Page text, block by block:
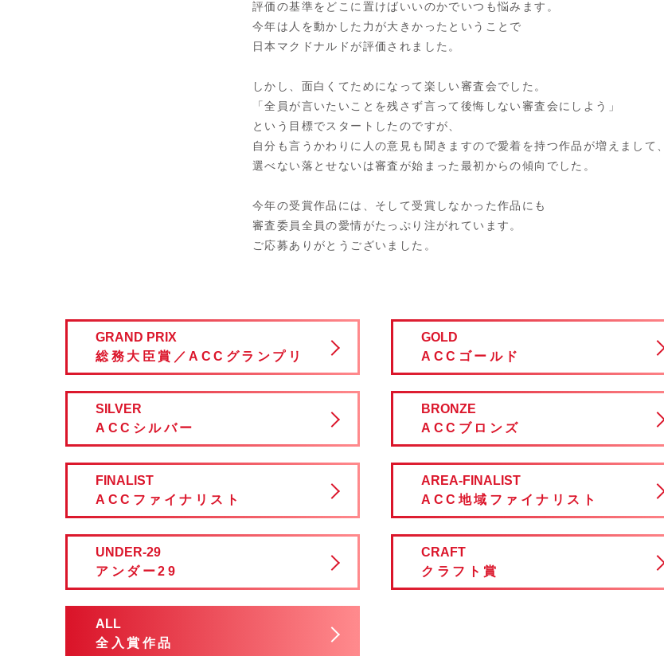
評価の基準をどこに置けばいいのかでいつも悩みます。
今年は人を動かした力が大きかったということで
日本マクドナルドが評価されました。
しかし、面白くてためになって楽しい審査会でした。
「全員が言いたいことを残さず言って後悔しない審査会にしよう」
という目標でスタートしたのですが、
自分も言うかわりに人の意見も聞きますので愛着を持つ作品が増えまして、
選べない落とせないは審査が始まった最初からの傾向でした。
今年の受賞作品には、そして受賞しなかった作品にも
審査委員全員の愛情がたっぷり注がれています。
ご応募ありがとうございました。
GRAND PRIX
総務大臣賞／ ACCグランプリ
GOLD
ACCゴールド
SILVER
ACCシルバー
BRONZE
ACCブロンズ
FINALIST
ACCファイナリスト
AREA-FINALIST
ACC地域 ファイナリスト
UNDER-29
アンダー29
CRAFT
クラフト賞
ALL
全入賞作品